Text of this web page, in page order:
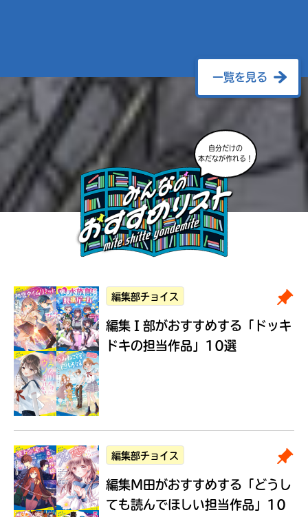
一覧を見る
自分だけの
本だなが作れる！
編集部チョイス
編集Ｉ部がおすすめする 「ドッキ
ドキの担当作品」10選
編集部チョイス
編集M田がおすすめする 「どうし
ても読んでほしい担当作品」10